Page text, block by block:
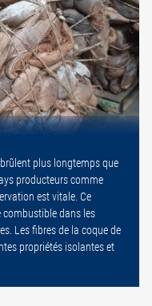
plus longtemps que
producteurs comme
est vitale. Ce
combustible dans les
Les fibres de la coque de
propriétés isolantes et